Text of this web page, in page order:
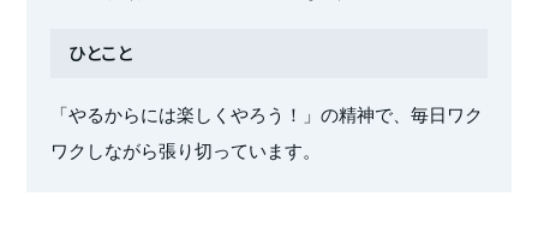
ひとこと
「やるからには楽しくやろう！」の精神で、毎日ワク
ワクしながら張り切っています。